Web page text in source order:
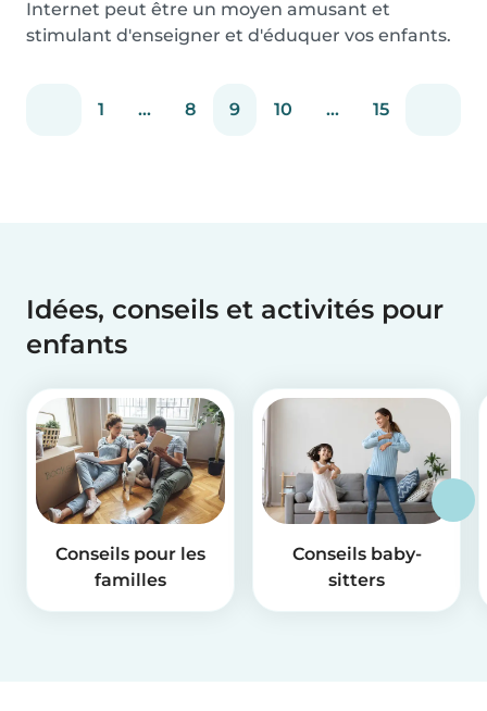
Internet peut être un moyen amusant et
stimulant d'enseigner et d'éduquer vos enfants.
C'est un sujet qui doit être discuté en famille. Il y
1 ... 8 9 10 ... 15
Idées, conseils et activités pour
enfants
Conseils pour les
familles
Conseils baby-
sitters